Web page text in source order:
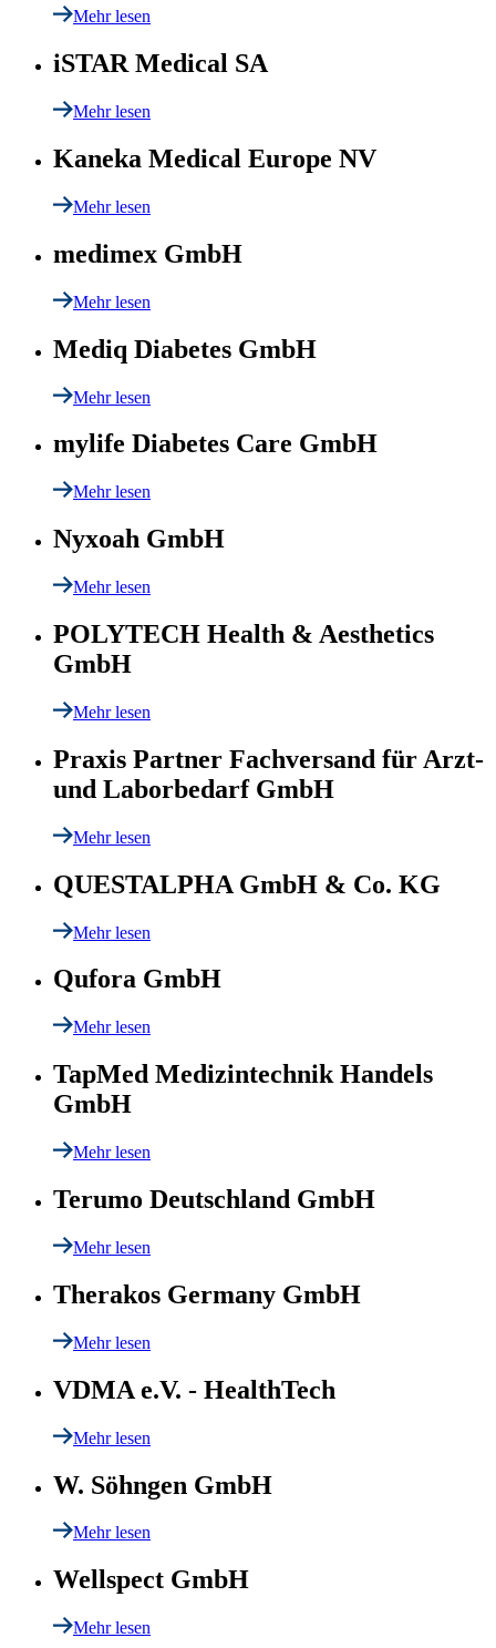
Mehr lesen
iSTAR Medical SA
Mehr lesen
Kaneka Medical Europe NV
Mehr lesen
medimex GmbH
Mehr lesen
Mediq Diabetes GmbH
Mehr lesen
mylife Diabetes Care GmbH
Mehr lesen
Nyxoah GmbH
Mehr lesen
POLYTECH Health & Aesthetics
GmbH
Mehr lesen
Praxis Partner Fachversand für Arzt-
und Laborbedarf GmbH
Mehr lesen
QUESTALPHA GmbH & Co. KG
Mehr lesen
Qufora GmbH
Mehr lesen
TapMed Medizintechnik Handels
GmbH
Mehr lesen
Terumo Deutschland GmbH
Mehr lesen
Therakos Germany GmbH
Mehr lesen
VDMA e.V. - HealthTech
Mehr lesen
W. Söhngen GmbH
Mehr lesen
Wellspect GmbH
Mehr lesen